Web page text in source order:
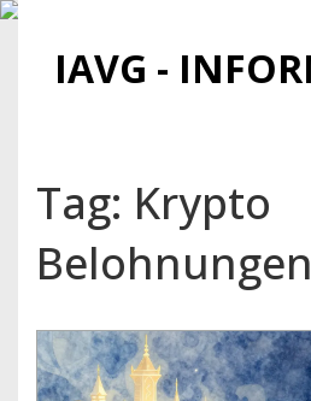
Tag: Krypto
Belohnungen